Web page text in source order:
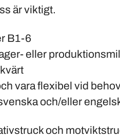
är viktigt.
B1-6
eller
vara flexibel vid
och/eller
och